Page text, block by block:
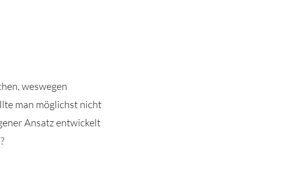
weswegen
man möglichst nicht
Ansatz entwickelt